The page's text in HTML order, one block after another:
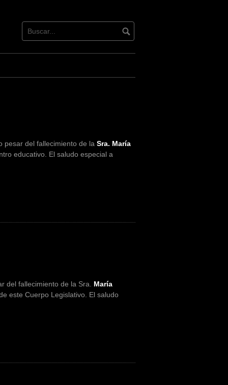
pesar del fallecimiento de la Sra. María
educativo. El saludo especial a
del fallecimiento de la Sra. María
este Cuerpo Legislativo. El saludo